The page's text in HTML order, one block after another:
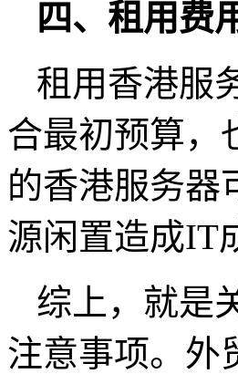
四、租用费
租用香港服
合最初预算，
的香港服务器
源闲置造成IT
综上，就是
注意事项。外